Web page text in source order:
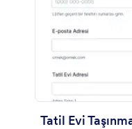
Tatil Evi